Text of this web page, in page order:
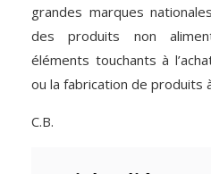
grandes marques
des produits non
éléments touchants à
ou la fabrication de produits
C.B.